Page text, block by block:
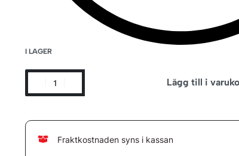
I LAGER
Lägg till i
Fraktkostnaden syns i kassan